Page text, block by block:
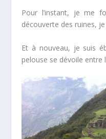
Pour l’instant, je me
découverte des ruines,
Et à nouveau, je suis
pelouse se dévoile entre